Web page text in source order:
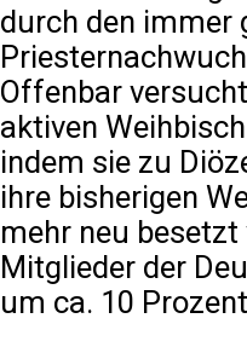
durch den immer
Offenbar
aktiven
indem sie zu
ihre bisherigen
mehr neu
Mitglieder der
um ca. 10